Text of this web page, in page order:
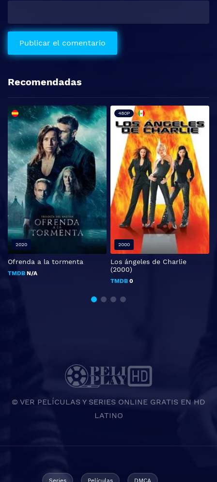
Recomendadas
Ofrenda a la tormenta
TMDB N/A
2020
Los ángeles de Charlie
(2000)
TMDB 0
480P
2000
© VER PELÍCULAS Y SERIES ONLINE GRATIS EN HD
LATINO
Series Películas DMCA